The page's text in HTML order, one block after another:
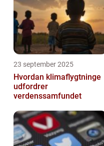
23 september 2025
Hvordan klimaflygtninge
udfordrer
verdenssamfundet